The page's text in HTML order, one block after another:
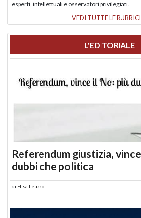
esperti, intellettuali e osservatori privilegiati.
VEDI TUTTE LE
L'EDITORIALE
Referendum giustizia,
dubbi che politica
di Elisa Leuzzo